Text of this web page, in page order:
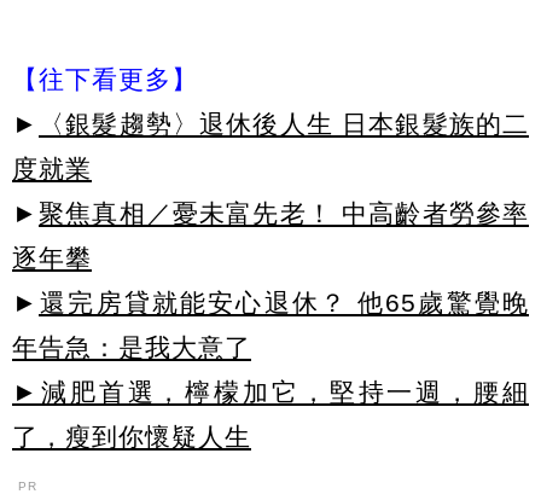
【往下看更多】
►
〈銀髮趨勢〉退休後人生 日本銀髮族的二
度就業
► 聚焦真相／憂未富先老！ 中高齡者勞參率
逐年攀
► 還完房貸就能安心退休？ 他65歲驚覺晚
年告急：是我大意了
►減肥首選，檸檬加它，堅持一週，腰細
了，瘦到你懷疑人生
PR